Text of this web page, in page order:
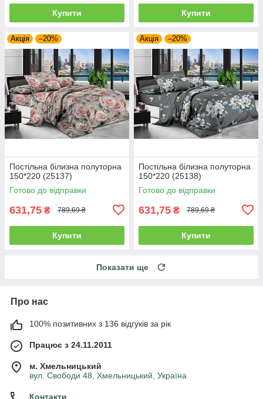
Купити Купити
Акція –20%
Постільна білизна полуторна
150*220 (25137)
Готово до відправки
631,75 ₴ 789,69 ₴
Купити
Акція –20%
Постільна білизна полуторна
150*220 (25138)
Готово до відправки
631,75 ₴ 789,69 ₴
Купити
Показати ще
Про нас
100% позитивних з 136 відгуків за рік
Працює з 24.11.2011
м. Хмельницький
вул. Свободи 48, Хмельницький, Україна
Контакти